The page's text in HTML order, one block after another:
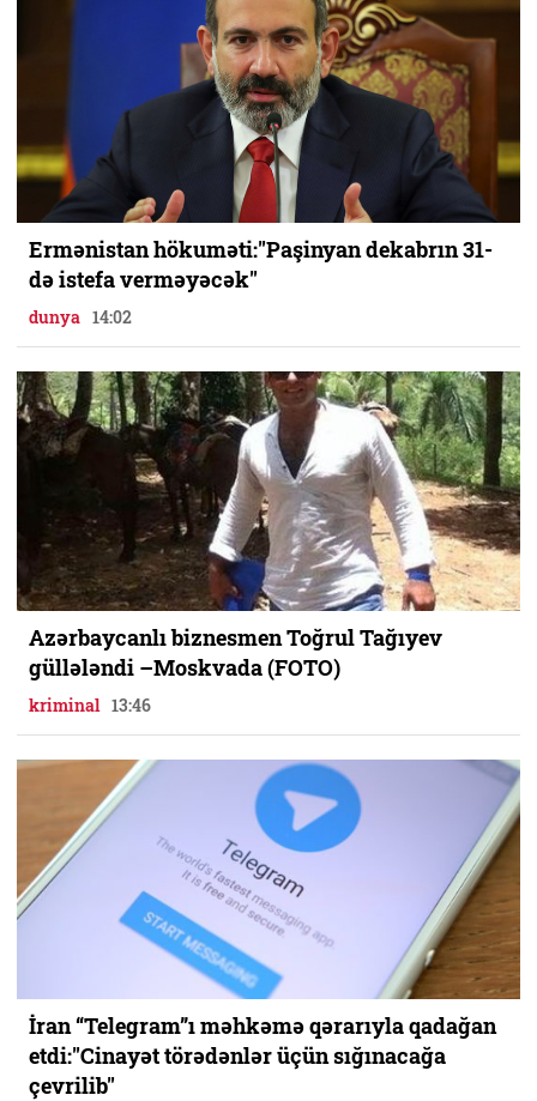
Ermənistan hökuməti:"Paşinyan dekabrın 31-
də istefa verməyəcək"
dunya 14:02
Azərbaycanlı biznesmen Toğrul Tağıyev
güllələndi –Moskvada (FOTO)
kriminal 13:46
İran “Telegram”ı məhkəmə qərarıyla qadağan
etdi:"Cinayət törədənlər üçün sığınacağa
çevrilib"